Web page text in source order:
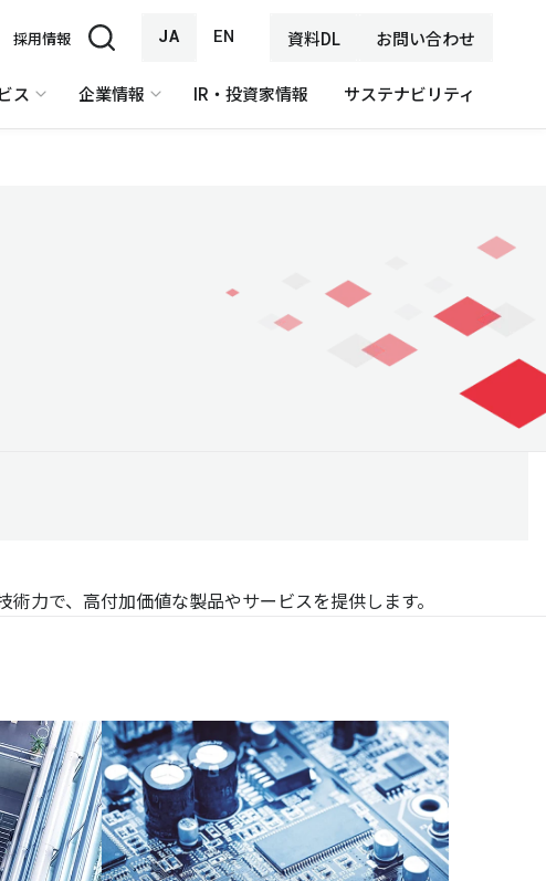
採用情報 JA EN 資料DL お問い合わせ
ス 企業情報 IR・投資家情報 サステナビリティ
力で、高付加価値な製品やサービスを提供します。